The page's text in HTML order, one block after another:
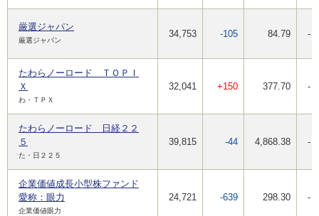
厳選ジャパン
厳選ジャパン
34,753 -105 84.79 -
たわらノーロード ＴＯＰＩ
Ｘ
わ・ＴＰＸ
32,041 +150 377.70 -
たわらノーロード 日経２２
５
た・日２２５
39,815 -44 4,868.38 -
企業価値成長小型株ファンド
愛称：眼力
企業価値眼力
24,721 -639 298.30 -